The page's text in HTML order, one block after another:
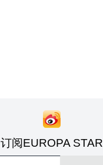
订阅EUROPA STAR